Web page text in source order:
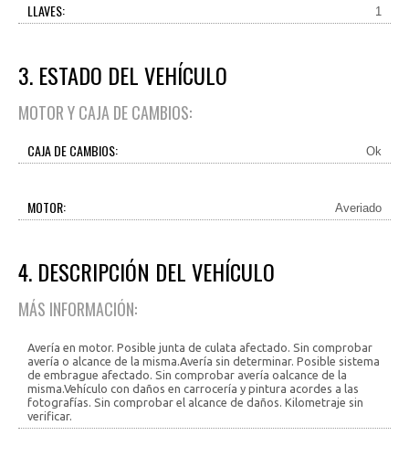
LLAVES: 1
3. ESTADO DEL VEHÍCULO
MOTOR Y CAJA DE CAMBIOS:
CAJA DE CAMBIOS: Ok
MOTOR: Averiado
4. DESCRIPCIÓN DEL VEHÍCULO
MÁS INFORMACIÓN:
Avería en motor. Posible junta de culata afectado. Sin comprobar
avería o alcance de la misma.Avería sin determinar. Posible sistema
de embrague afectado. Sin comprobar avería oalcance de la
misma.Vehículo con daños en carrocería y pintura acordes a las
fotografías. Sin comprobar el alcance de daños. Kilometraje sin
verificar.